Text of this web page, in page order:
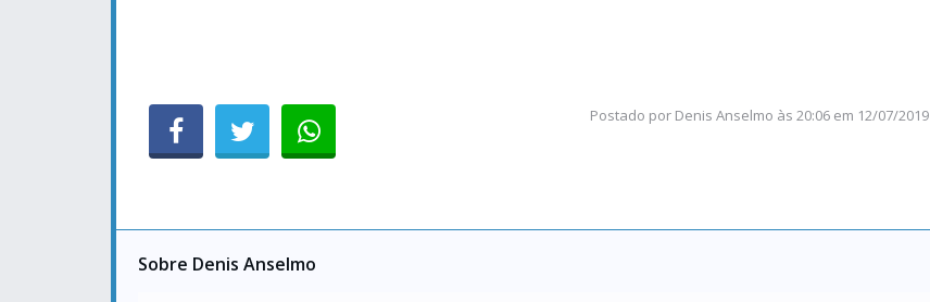
Postado por Denis Anselmo às 20:06 em 12/07/2019
Sobre Denis Anselmo